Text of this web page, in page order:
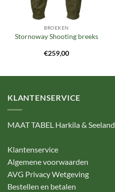
BROEKEN
Stornoway Shooting breeks
€259,00
KLANTENSERVICE
MAAT TABEL Harkila & Seeland
Klantenservice
Algemene voorwaarden
AVG Privacy Wetgeving
Bestellen en betalen